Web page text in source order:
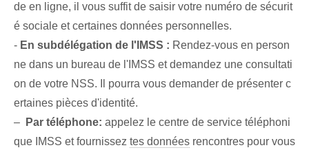
de en ligne, il vous suffit de saisir votre numéro de sécurit
é sociale et certaines données personnelles.
- En subdélégation de l'IMSS : Rendez-vous ‌en person
ne dans un bureau de l'IMSS et‌ demandez une consultati
on de votre ‍NSS⁣. Il pourra vous demander de ⁤présenter c
ertaines pièces d'identité.
– ⁤
Par téléphone: ‌appelez le centre de service téléphoni
que IMSS et fournissez⁤ tes données rencontres⁤ pour vous